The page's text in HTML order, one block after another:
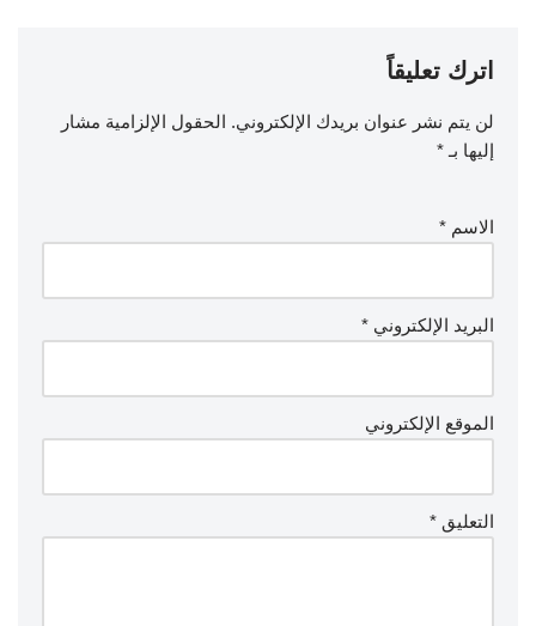
اترك تعليقاً
لن يتم نشر عنوان بريدك الإلكتروني. الحقول الإلزامية مشار
إليها بـ *
الاسم *
البريد الإلكتروني *
الموقع الإلكتروني
التعليق *